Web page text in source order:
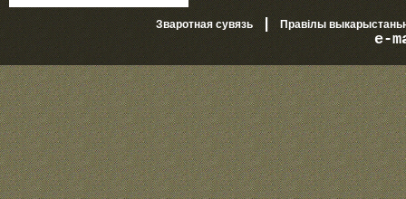
Зваротная сувязь|Правілы
e-